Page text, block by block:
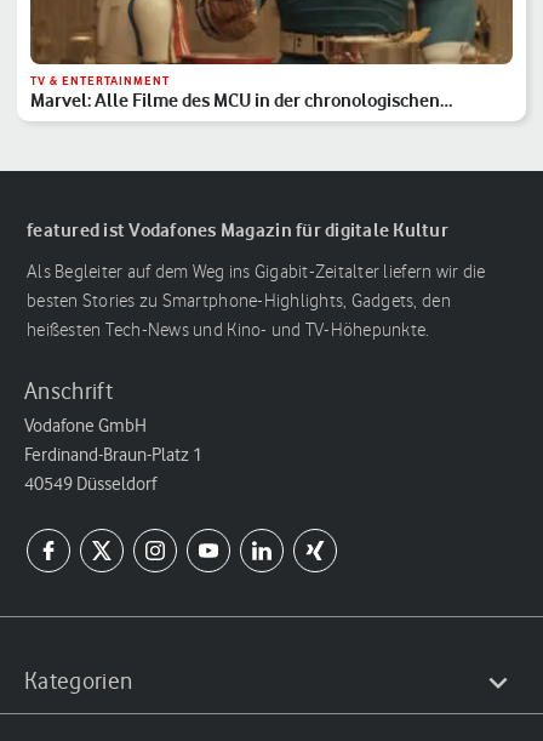
TV & ENTERTAINMENT
Marvel: Alle Filme des MCU in der chronologischen
Reihenfolge
featured ist Vodafones Magazin für digitale Kultur
Als Begleiter auf dem Weg ins Gigabit-Zeitalter liefern wir die
besten Stories zu Smartphone-Highlights, Gadgets, den
heißesten Tech-News und Kino- und TV-Höhepunkte.
Anschrift
Vodafone GmbH
Ferdinand-Braun-Platz 1
40549 Düsseldorf
Kategorien